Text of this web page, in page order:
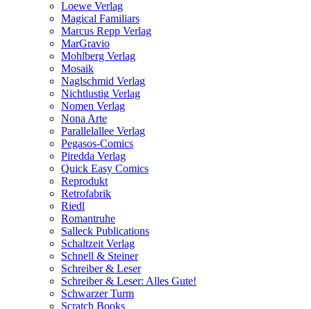
Loewe Verlag
Magical Familiars
Marcus Repp Verlag
MarGravio
Mohlberg Verlag
Mosaik
Naglschmid Verlag
Nichtlustig Verlag
Nomen Verlag
Nona Arte
Parallelallee Verlag
Pegasos-Comics
Piredda Verlag
Quick Easy Comics
Reprodukt
Retrofabrik
Riedl
Romantruhe
Salleck Publications
Schaltzeit Verlag
Schnell & Steiner
Schreiber & Leser
Schreiber & Leser: Alles Gute!
Schwarzer Turm
Scratch Books